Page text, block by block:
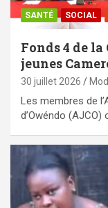
SANTÉ SOCIAL
Fonds 4 de la
jeunes
30 juillet 2026
Les membres de
d’Owéndo